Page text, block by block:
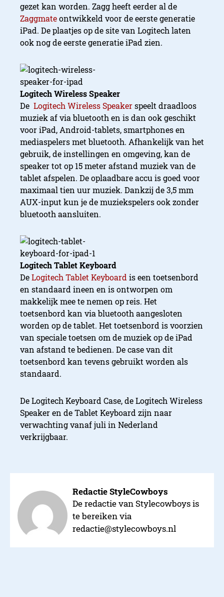
gezet kan worden. Zagg heeft eerder al de
Zaggmateontwikkeld voor de eerste generatie
iPad. De plaatjes op de site van Logitech laten
ook nog de eerste generatie iPad zien.
Logitech Wireless Speaker
De Logitech Wireless Speakerspeelt draadloos
muziek af via bluetooth en is dan ook geschikt
voor iPad, Android-tablets, smartphones en
mediaspelers met bluetooth. Afhankelijk van het
gebruik, de instellingen en omgeving, kan de
speaker tot op 15 meter afstand muziek van de
tablet afspelen. De oplaadbare accu is goed voor
maximaal tien uur muziek. Dankzij de 3,5 mm
AUX-input kun je de muziekspelers ook zonder
bluetooth aansluiten.
Logitech Tablet Keyboard
DeLogitech Tablet Keyboard is een toetsenbord
en standaard ineen en is ontworpen om
makkelijk mee te nemen op reis. Het
toetsenbord kan via bluetooth aangesloten
worden op de tablet. Het toetsenbord is voorzien
van speciale toetsen om de muziek op de iPad
van afstand te bedienen. De case van dit
toetsenbord kan tevens gebruikt worden als
standaard.
De Logitech Keyboard Case, de Logitech Wireless
Speaker en de Tablet Keyboard zijn naar
verwachting vanaf juli in Nederland
verkrijgbaar.
Redactie StyleCowboys
De redactie van Stylecowboys is
te bereiken via
redactie@stylecowboys.nl